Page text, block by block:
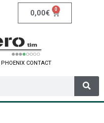
0,00€ 0
PHOENIX CONTACT